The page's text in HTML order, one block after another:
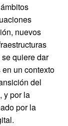
nuevos
quiere dar
un contexto
del
y por la
por la